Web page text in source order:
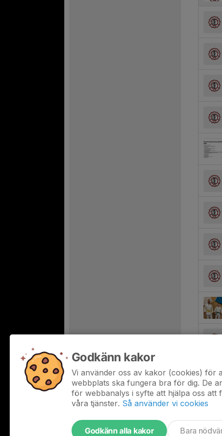
Godkänn kakor
Vi använder oss av kakor (cookies) för
webbplats ska fungera bra för dig. De
för webbanalys i syfte att hjälpa oss att
våra tjänster. Så använder vi cookies
Godkänn alla kakor Bara